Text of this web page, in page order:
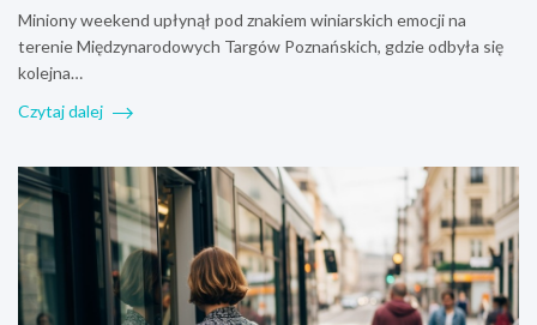
Miniony weekend upłynął pod znakiem winiarskich emocji na
terenie Międzynarodowych Targów Poznańskich, gdzie odbyła się
kolejna…
Czytaj dalej